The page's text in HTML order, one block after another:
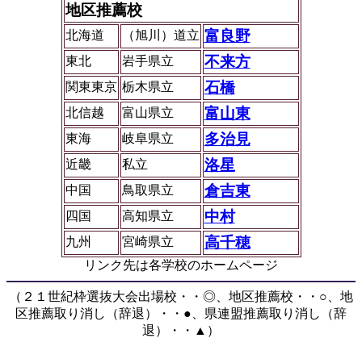
地区推薦校
北海道 （旭川）道立 富良野
東北 岩手県立 不来方
関東東京 栃木県立 石橋
北信越 富山県立 富山東
東海 岐阜県立 多治見
近畿 私立 洛星
中国 鳥取県立 倉吉東
四国 高知県立 中村
九州 宮崎県立 高千穂
リンク先は各学校のホームページ
（２１世紀枠選抜大会出場校・・◎、地区推薦校・・○、地
区推薦取り消し（辞退）・・●、県連盟推薦取り消し（辞
退）・・▲）